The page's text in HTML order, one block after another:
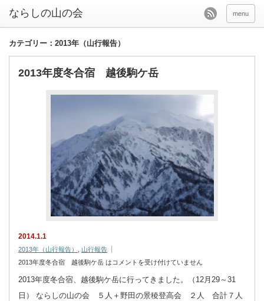
menu
カテゴリー：2013年（山行報告）
2013年度冬合宿 越後駒ケ岳
2014.1.1
2013年（山行報告）
山行報告
2013年度冬合宿 越後駒ケ岳 は コメントを受け付けていません
2013年度冬合宿、越後駒ケ岳に行ってきました。（12月29～31
日） ならしの山の会 ５人＋野田の景稜登高会 ２人 合計７人